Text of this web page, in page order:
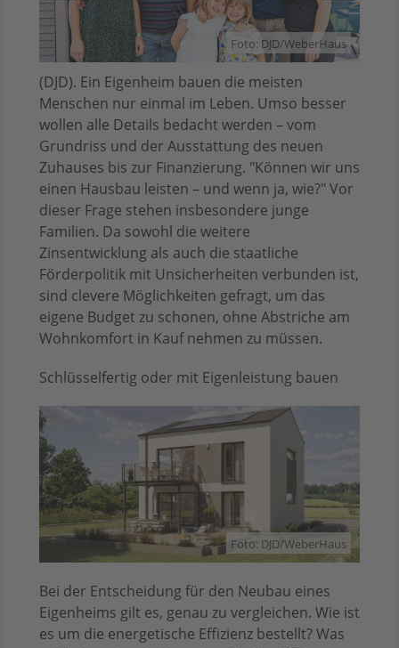
Foto: DJD/WeberHaus
(DJD). Ein Eigenheim bauen die meisten
Menschen nur einmal im Leben. Umso besser
wollen alle Details bedacht werden – vom
Grundriss und der Ausstattung des neuen
Zuhauses bis zur Finanzierung. "Können wir uns
einen Hausbau leisten – und wenn ja, wie?" Vor
dieser Frage stehen insbesondere junge
Familien. Da sowohl die weitere
Zinsentwicklung als auch die staatliche
Förderpolitik mit Unsicherheiten verbunden ist,
sind clevere Möglichkeiten gefragt, um das
eigene Budget zu schonen, ohne Abstriche am
Wohnkomfort in Kauf nehmen zu müssen.
Schlüsselfertig oder mit Eigenleistung bauen
Foto: DJD/WeberHaus
Bei der Entscheidung für den Neubau eines
Eigenheims gilt es, genau zu vergleichen. Wie ist
es um die energetische Effizienz bestellt? Was